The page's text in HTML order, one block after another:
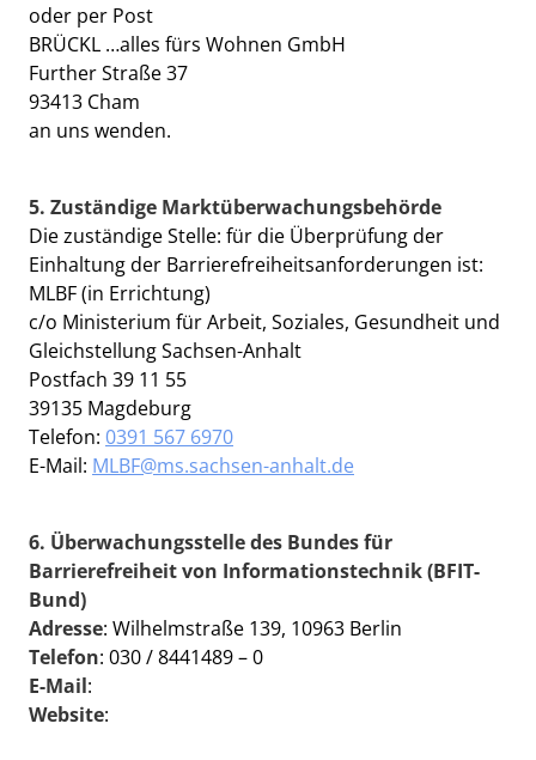
oder per Post
BRÜCKL …alles fürs Wohnen GmbH
Further Straße 37
93413 Cham
an uns wenden.
5. Zuständige Marktüberwachungsbehörde
Die zuständige Stelle: für die Überprüfung der
Einhaltung der Barrierefreiheitsanforderungen ist:
MLBF (in Errichtung)
c/o Ministerium für Arbeit, Soziales, Gesundheit und
Gleichstellung Sachsen-Anhalt
Postfach 39 11 55
39135 Magdeburg
Telefon: 0391 567 6970
E-Mail: MLBF@ms.sachsen-anhalt.de
6. Überwachungsstelle des Bundes für
Barrierefreiheit von Informationstechnik (BFIT-
Bund)
Adresse: Wilhelmstraße 139, 10963 Berlin
Telefon: 030 / 8441489 – 0
E-Mail:
Website: